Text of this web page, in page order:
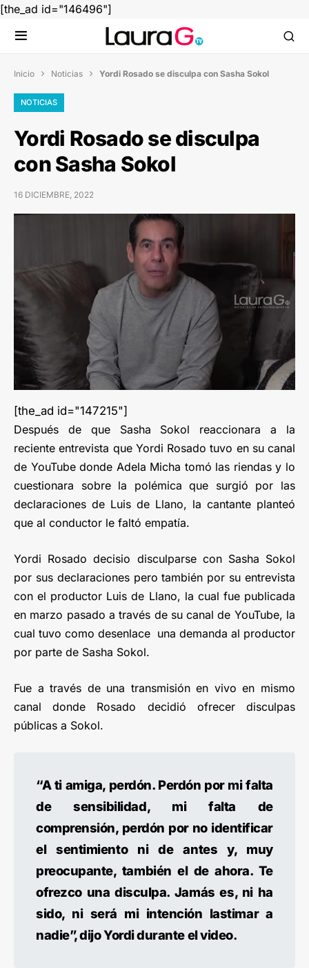
[the_ad id="146496"]
Inicio  Noticias  Yordi Rosado se disculpa con Sasha Sokol
NOTICIAS
Yordi Rosado se disculpa
con Sasha Sokol
16 DICIEMBRE, 2022
[the_ad id="147215"]
Después de que Sasha Sokol reaccionara a la
reciente entrevista que Yordi Rosado tuvo en su canal
de YouTube donde Adela Micha tomó las riendas y lo
cuestionara sobre la polémica que surgió por las
declaraciones de Luis de Llano, la cantante planteó
que al conductor le faltó empatía.
Yordi Rosado decisio disculparse con Sasha Sokol
por sus declaraciones pero también por su entrevista
con el productor Luis de Llano, la cual fue publicada
en marzo pasado a través de su canal de YouTube, la
cual tuvo como desenlace una demanda al productor
por parte de Sasha Sokol.
Fue a través de una transmisión en vivo en mismo
canal donde Rosado decidió ofrecer disculpas
públicas a Sokol.
“A ti amiga, perdón. Perdón por mi falta
de sensibilidad, mi falta de
comprensión, perdón por no identificar
el sentimiento ni de antes y, muy
preocupante, también el de ahora. Te
ofrezco una disculpa. Jamás es, ni ha
sido, ni será mi intención lastimar a
nadie”, dijo Yordi durante el video.